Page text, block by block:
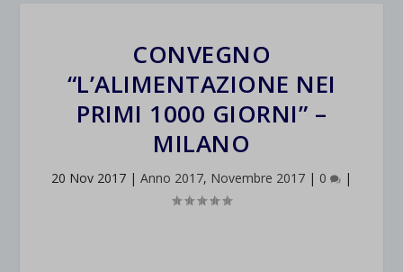
CONVEGNO
“L’ALIMENTAZIONE NEI
PRIMI 1000 GIORNI” –
MILANO
20 Nov 2017 | Anno 2017, Novembre 2017 | 0 |